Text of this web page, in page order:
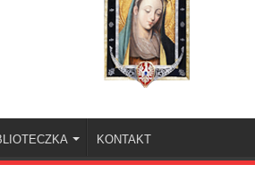
KONTAKT